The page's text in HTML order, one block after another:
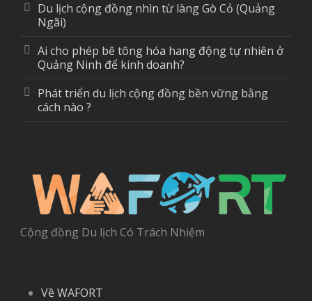
Du lịch cộng đồng nhìn từ làng Gò Cỏ (Quảng
Ngãi)
Ai cho phép bê tông hóa hang động tự nhiên ở
Quảng Ninh để kinh doanh?
Phát triển du lịch cộng đồng bền vững bằng
cách nào ?
Cộng đồng Du lịch Có Trách Nhiệm
Về WAFORT